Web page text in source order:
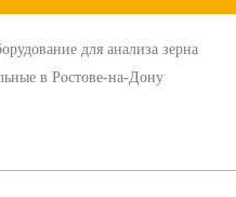
для анализа зерна
в Ростове-на-Дону